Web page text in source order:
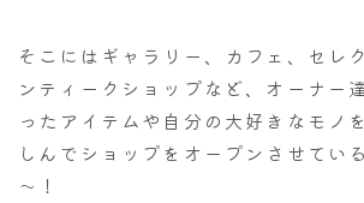
そこにはギャラリー、カフェ、セレ
ンティークショップなど、オーナー
ったアイテムや自分の大好きなモノ
しんでショップをオープンさせてい
～！